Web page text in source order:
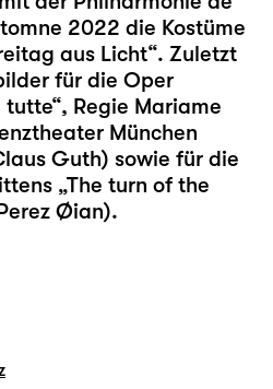
2022 die Kostüme
aus Licht“. Zuletzt
für die Oper
Regie Mariame
München
Guth) sowie für die
„The turn of the
Øian).